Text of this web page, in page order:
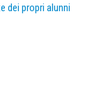
dei propri alunni